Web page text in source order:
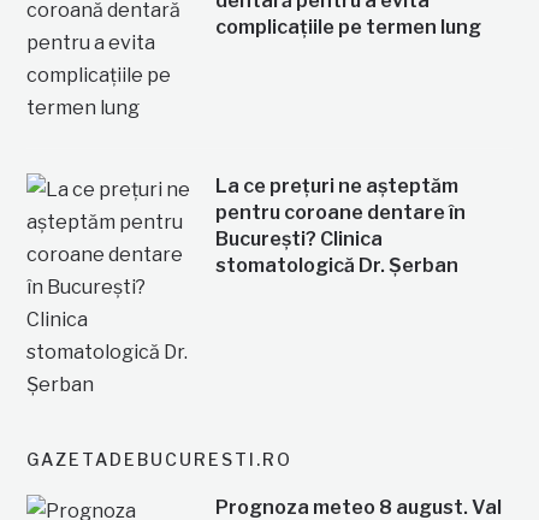
complicațiile pe termen lung
La ce prețuri ne așteptăm
pentru coroane dentare în
București? Clinica
stomatologică Dr. Șerban
GAZETADEBUCURESTI.RO
Prognoza meteo 8 august. Val